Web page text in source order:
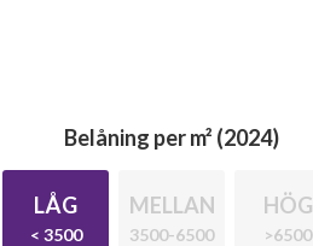
Belåning per m² (2024)
LÅG
< 3500
MELLAN
3500-6500
HÖG
>6500